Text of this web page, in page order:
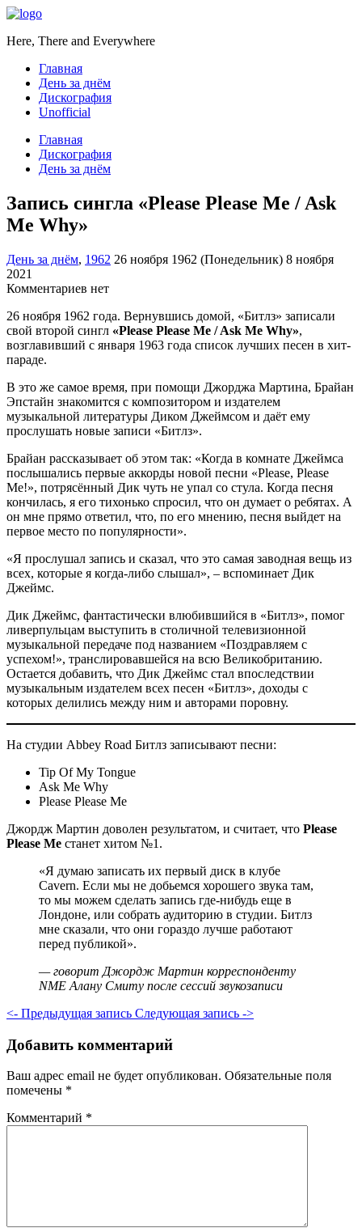
Here, There and Everywhere
Главная
День за днём
Дискография
Unofficial
Главная
Дискография
День за днём
Запись сингла «Please Please Me / Ask
Me Why»
День за днём, 1962 26 ноября 1962 (Понедельник) 8 ноября
2021
Комментариев нет
26 ноября 1962 года. Вернувшись домой, «Битлз» записали
свой второй сингл «Please Please Me / Ask Me Why»,
возглавивший с января 1963 года список лучших песен в хит-
параде.
В это же самое время, при помощи Джорджа Мартина, Брайан
Эпстайн знакомится с композитором и издателем
музыкальной литературы Диком Джеймсом и даёт ему
прослушать новые записи «Битлз».
Брайан рассказывает об этом так: «Когда в комнате Джеймса
послышались первые аккорды новой песни «Please, Please
Me!», потрясённый Дик чуть не упал со стула. Когда песня
кончилась, я его тихонько спросил, что он думает о ребятах. А
он мне прямо ответил, что, по его мнению, песня выйдет на
первое место по популярности».
«Я прослушал запись и сказал, что это самая заводная вещь из
всех, которые я когда-либо слышал», – вспоминает Дик
Джеймс.
Дик Джеймс, фантастически влюбившийся в «Битлз», помог
ливерпульцам выступить в столичной телевизионной
музыкальной передаче под названием «Поздравляем с
успехом!», транслировавшейся на всю Великобританию.
Остается добавить, что Дик Джеймс стал впоследствии
музыкальным издателем всех песен «Битлз», доходы с
которых делились между ним и авторами поровну.
На студии Abbey Road Битлз записывают песни:
Tip Of My Tongue
Ask Me Why
Please Please Me
Джордж Мартин доволен результатом, и считает, что Please
Please Me станет хитом №1.
«Я думаю записать их первый диск в клубе
Cavern. Если мы не добьемся хорошего звука там,
то мы можем сделать запись где-нибудь еще в
Лондоне, или собрать аудиторию в студии. Битлз
мне сказали, что они гораздо лучше работают
перед публикой».
— говорит Джордж Мартин корреспонденту
NME Алану Смиту после сессий звукозаписи
<- Предыдущая запись Следующая запись ->
Добавить комментарий
Ваш адрес email не будет опубликован. Обязательные поля
помечены *
Комментарий *